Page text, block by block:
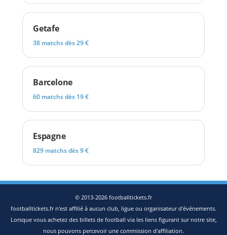
Getafe
38 matchs dès 29 €
Barcelone
60 matchs dès 19 €
Espagne
829 matchs dès 9 €
© 2013-2026 footballtickets.fr
footballtickets.fr n'est affilié à aucun club, ligue ou organisateur d'événements.
Lorsque vous achetez des billets de football via les liens figurant sur notre site,
nous pouvons percevoir une commission d'affiliation.